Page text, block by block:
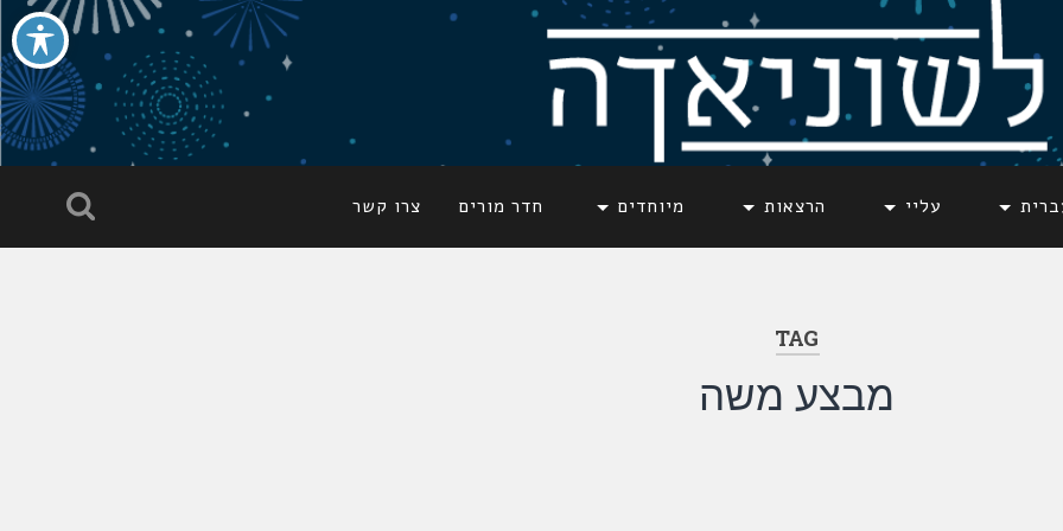
עליי הרצאות מיוחדים חדר מורים צרו קשר
TAG
מבצע משה